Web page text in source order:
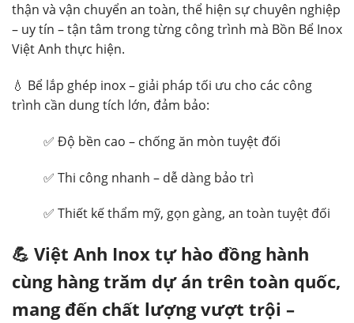
thận và vận chuyển an toàn, thể hiện sự chuyên nghiệp
– uy tín – tận tâm trong từng công trình mà Bồn Bể Inox
Việt Anh thực hiện.
💧 Bể lắp ghép inox – giải pháp tối ưu cho các công
trình cần dung tích lớn, đảm bảo:
✅ Độ bền cao – chống ăn mòn tuyệt đối
✅ Thi công nhanh – dễ dàng bảo trì
✅ Thiết kế thẩm mỹ, gọn gàng, an toàn tuyệt đối
💪 Việt Anh Inox tự hào đồng hành
cùng hàng trăm dự án trên toàn quốc,
mang đến chất lượng vượt trội –